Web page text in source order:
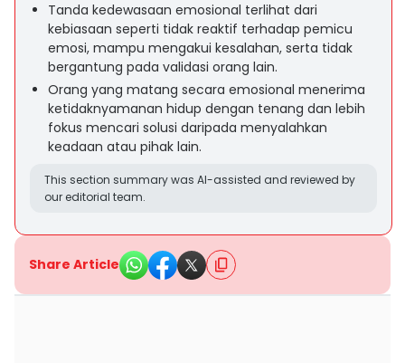
Tanda kedewasaan emosional terlihat dari
kebiasaan seperti tidak reaktif terhadap pemicu
emosi, mampu mengakui kesalahan, serta tidak
bergantung pada validasi orang lain.
Orang yang matang secara emosional menerima
ketidaknyamanan hidup dengan tenang dan lebih
fokus mencari solusi daripada menyalahkan
keadaan atau pihak lain.
This section summary was AI-assisted and reviewed by
our editorial team.
Share Article